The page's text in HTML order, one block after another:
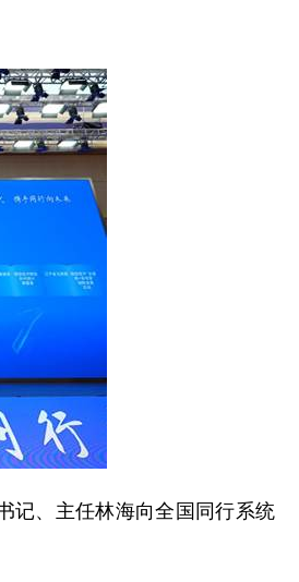
记、主任林海向全国同行系统